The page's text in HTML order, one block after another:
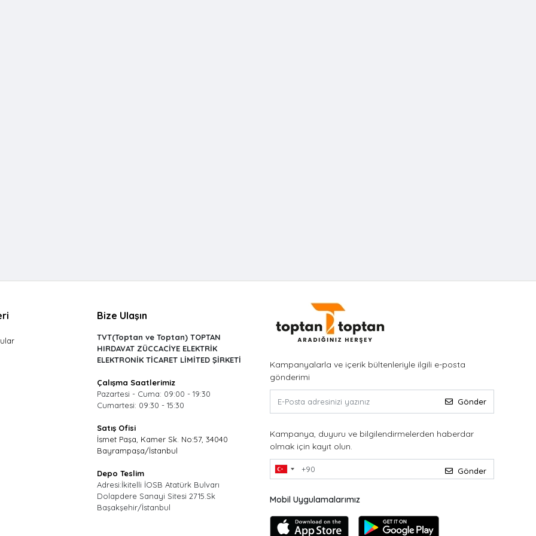
Bize Ulaşın
TVT(Toptan ve Toptan) TOPTAN
HIRDAVAT ZÜCCACİYE ELEKTRİK
ELEKTRONİK TİCARET LİMİTED ŞİRKETİ
Çalışma Saatlerimiz
Pazartesi - Cuma: 09:00 - 19:30
Cumartesi: 09:30 - 15:30
Satış Ofisi
İsmet Paşa, Kamer Sk. No:57, 34040
Bayrampaşa/İstanbul
Depo Teslim
Adresi:İkitelli İOSB Atatürk Bulvarı
Dolapdere Sanayi Sitesi 2715.Sk
Başakşehir/İstanbul
Kampanyalarla ve içerik bültenleriyle ilgili e-posta
gönderimi
Gönder
Kampanya, duyuru ve bilgilendirmelerden haberdar
olmak için kayıt olun.
Gönder
Mobil Uygulamalarımız